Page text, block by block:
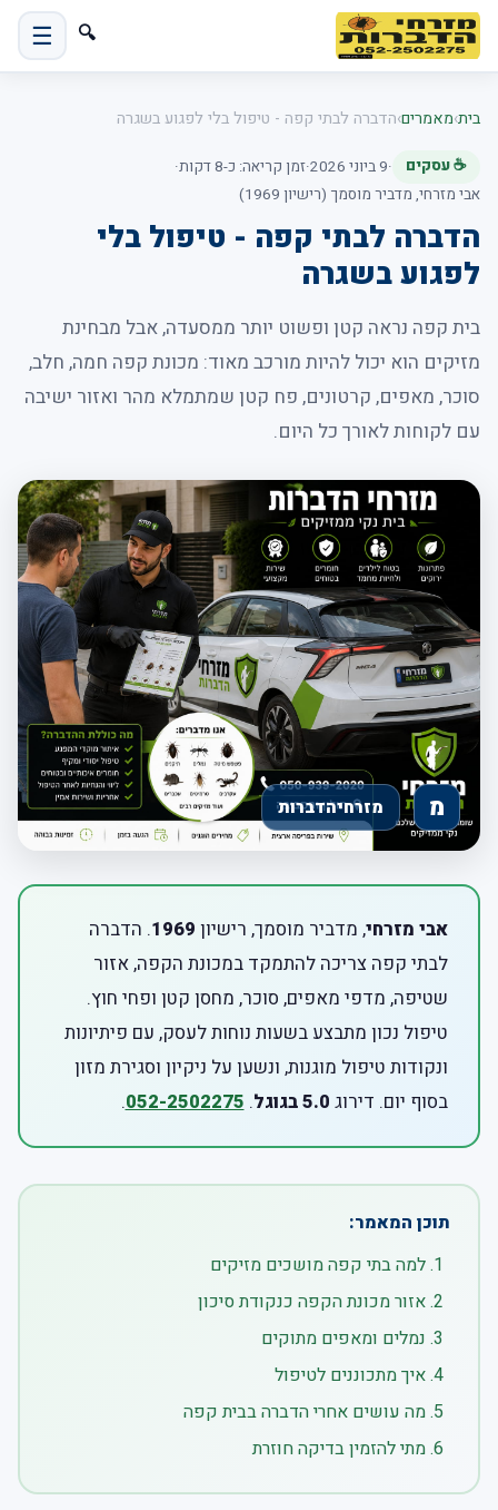
🔍
☰
בית›מאמרים›הדברה לבתי קפה - טיפול בלי לפגוע בשגרה
☕ עסקים ·9 ביוני 2026 ·זמן קריאה: כ-8 דקות
·
אבי מזרחי, מדביר מוסמך (רישיון 1969)
הדברה לבתי קפה - טיפול בלי
לפגוע בשגרה
בית קפה נראה קטן ופשוט יותר ממסעדה, אבל מבחינת
מזיקים הוא יכול להיות מורכב מאוד: מכונת קפה חמה, חלב,
סוכר, מאפים, קרטונים, פח קטן שמתמלא מהר ואזור ישיבה
עם לקוחות לאורך כל היום.
אבי מזרחי, מדביר מוסמך, רישיון 1969. הדברה
לבתי קפה צריכה להתמקד במכונת הקפה, אזור
שטיפה, מדפי מאפים, סוכר, מחסן קטן ופחי חוץ.
טיפול נכון מתבצע בשעות נוחות לעסק, עם פיתיונות
ונקודות טיפול מוגנות, ונשען על ניקיון וסגירת מזון
בסוף יום. דירוג 5.0 בגוגל .
052-2502275
.
תוכן המאמר:
למה בתי קפה מושכים מזיקים
אזור מכונת הקפה כנקודת סיכון
נמלים ומאפים מתוקים
איך מתכוננים לטיפול
מה עושים אחרי הדברה בבית קפה
מתי להזמין בדיקה חוזרת